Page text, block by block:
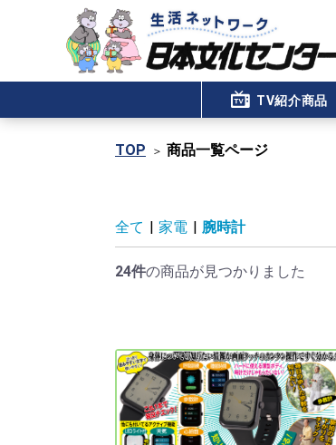
TV紹介商品
TOP 商品一覧ページ
全て | 家電 | 腕時計
24件の商品が見つかりました